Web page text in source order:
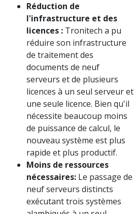
Réduction de
l'infrastructure et des
licences : Tronitech a pu
réduire son infrastructure
de traitement des
documents de neuf
serveurs et de plusieurs
licences à un seul serveur et
une seule licence. Bien qu'il
nécessite beaucoup moins
de puissance de calcul, le
nouveau système est plus
rapide et plus productif.
Moins de ressources
nécessaires: Le passage de
neuf serveurs distincts
exécutant trois systèmes